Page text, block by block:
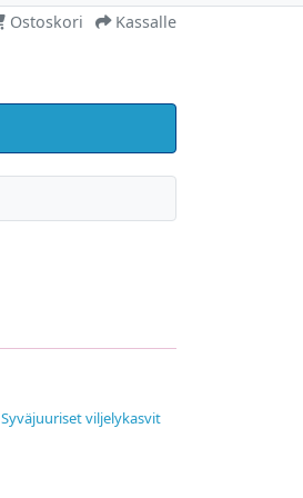
Ostoskori Kassalle
Syväjuuriset viljelykasvit